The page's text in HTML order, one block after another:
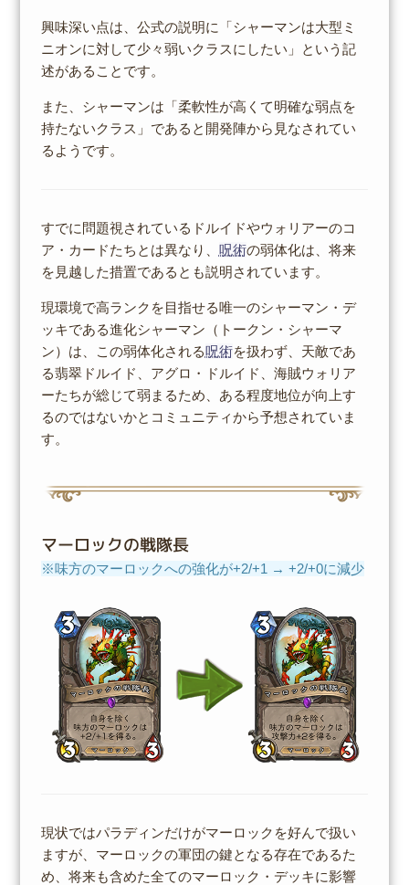
興味深い点は、公式の説明に「シャーマンは大型ミ
ニオンに対して少々弱いクラスにしたい」という記
述があることです。
また、シャーマンは「柔軟性が高くて明確な弱点を
持たないクラス」であると開発陣から見なされてい
るようです。
すでに問題視されているドルイドやウォリアーのコ
ア・カードたちとは異なり、 呪術の弱体化は、将来
を見越した措置であるとも説明されています。
現環境で高ランクを目指せる唯一のシャーマン・デ
ッキである進化シャーマン（トークン・シャーマ
ン）は、この弱体化される呪術を扱わず、天敵であ
る翡翠ドルイド、アグロ・ドルイド、海賊ウォリア
ーたちが総じて弱まるため、ある程度地位が向上す
るのではないかとコミュニティから予想されていま
す。
マーロックの戦隊長
※味方のマーロックへの強化が+2/+1 → +2/+0に減少
現状ではパラディンだけがマーロックを好んで扱い
ますが、マーロックの軍団の鍵となる存在であるた
め、将来も含めた全てのマーロック・デッキに影響